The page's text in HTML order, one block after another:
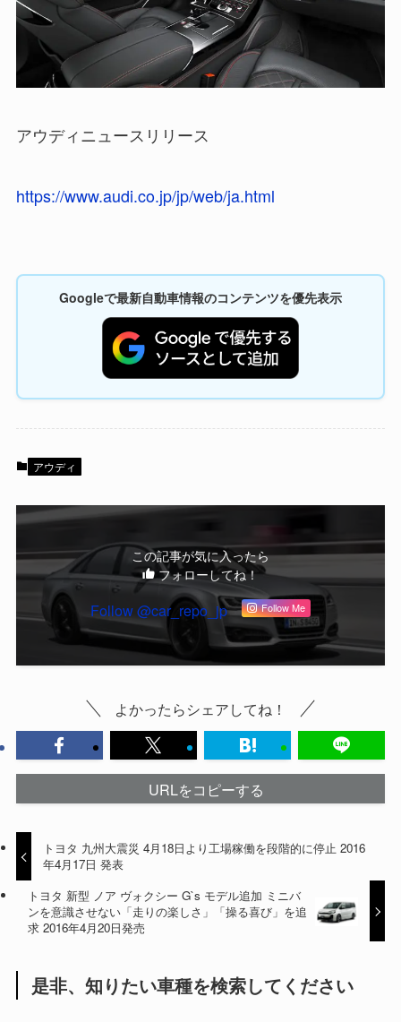
アウディニュースリリース
https://www.audi.co.jp/jp/web/ja.html
Googleで最新自動車情報のコンテンツを優先表示
アウディ
この記事が気に入ったら
フォローしてね！
Follow @car_repo_jp Follow Me
よかったらシェアしてね！
URLをコピーする
トヨタ 九州大震災 4月18日より工場稼働を段階的に停止 2016
年4月17日 発表
トヨタ 新型 ノア ヴォクシー G`s モデル追加 ミニバ
ンを意識させない「走りの楽しさ」「操る喜び」を追
求 2016年4月20日発売
是非、知りたい車種を検索してください